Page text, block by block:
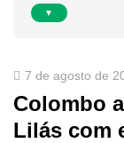
▼
7 de agosto de
Colombo
Lilás com